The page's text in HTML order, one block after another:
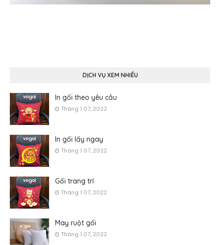
DỊCH VỤ XEM NHIỀU
In gối theo yêu cầu
Tháng 1 07, 2022
In gối lấy ngay
Tháng 1 07, 2022
Gối trang trí
Tháng 1 07, 2022
May ruột gối
Tháng 1 07, 2022